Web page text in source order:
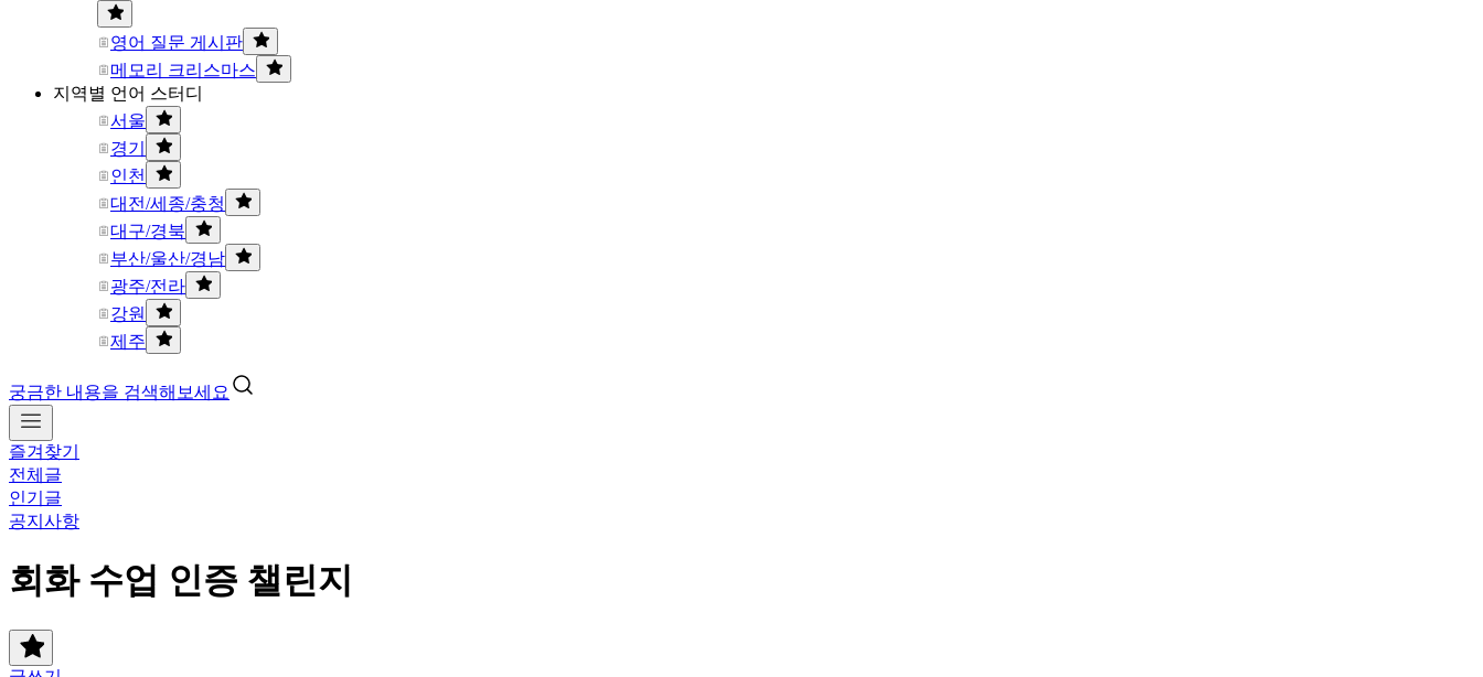
영어 질문 게시판
메모리 크리스마스
지역별 언어 스터디
서울
경기
인천
대전/세종/충청
대구/경북
부산/울산/경남
광주/전라
강원
제주
궁금한 내용을 검색해보세요
즐겨찾기
전체글
인기글
공지사항
회화 수업 인증 챌린지